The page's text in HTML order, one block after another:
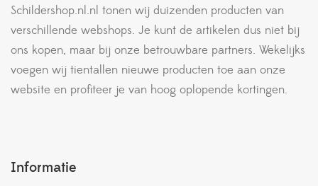
Schildershop.nl.nl tonen wij duizenden producten van
verschillende webshops. Je kunt de artikelen dus niet bij
ons kopen, maar bij onze betrouwbare partners. Wekelijks
voegen wij tientallen nieuwe producten toe aan onze
website en profiteer je van hoog oplopende kortingen.
Informatie